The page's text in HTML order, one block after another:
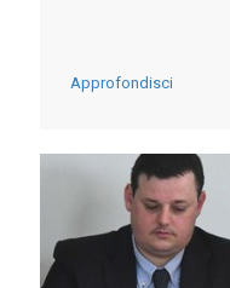
ED
Approfondisci-
PUGLIA
IL
RITORNO